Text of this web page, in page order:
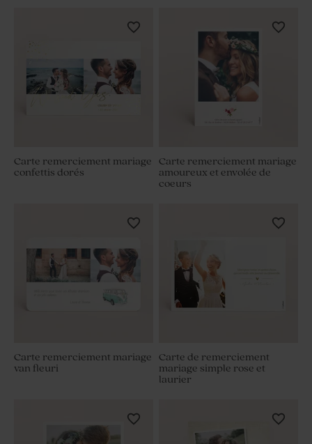
Carte remerciement mariage
confettis dorés
Carte remerciement mariage
amoureux et envolée de
coeurs
Carte remerciement mariage
van fleuri
Carte de remerciement
mariage simple rose et
laurier